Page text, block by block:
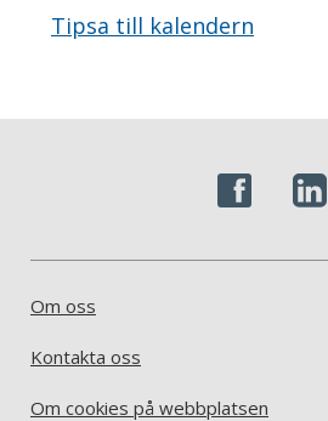
Tipsa till kalendern
Om oss
Kontakta oss
Om cookies på webbplatsen